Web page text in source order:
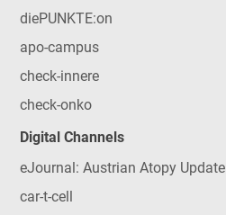
diePUNKTE:on
apo-campus
check-innere
check-onko
Digital Channels
eJournal: Austrian Atopy Update
car-t-cell